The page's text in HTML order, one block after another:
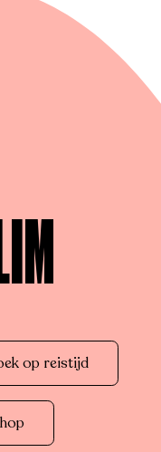
op reistijd